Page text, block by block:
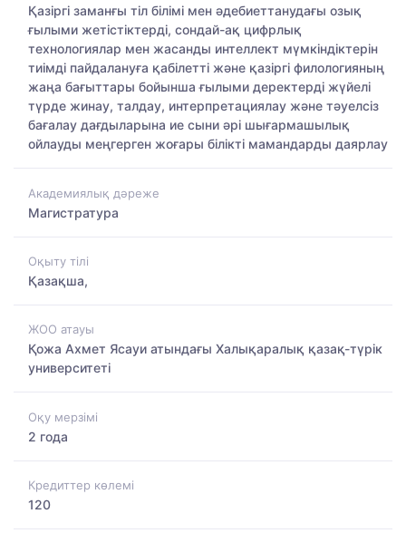
Қазіргі заманғы тіл білімі мен әдебиеттанудағы озық
ғылыми жетістіктерді, сондай-ақ цифрлық
технологиялар мен жасанды интеллект мүмкіндіктерін
тиімді пайдалануға қабілетті және қазіргі филологияның
жаңа бағыттары бойынша ғылыми деректерді жүйелі
түрде жинау, талдау, интерпретациялау және тәуелсіз
бағалау дағдыларына ие сыни әрі шығармашылық
ойлауды меңгерген жоғары білікті мамандарды даярлау
Академиялық дәреже
Магистратура
Оқыту тілі
Қазақша,
ЖОО атауы
Қожа Ахмет Ясауи атындағы Халықаралық қазақ-түрiк
университетi
Оқу мерзімі
2 года
Кредиттер көлемі
120